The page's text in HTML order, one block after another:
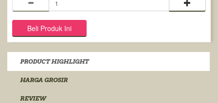
PRODUCT HIGHLIGHT
HARGA GROSIR
REVIEW